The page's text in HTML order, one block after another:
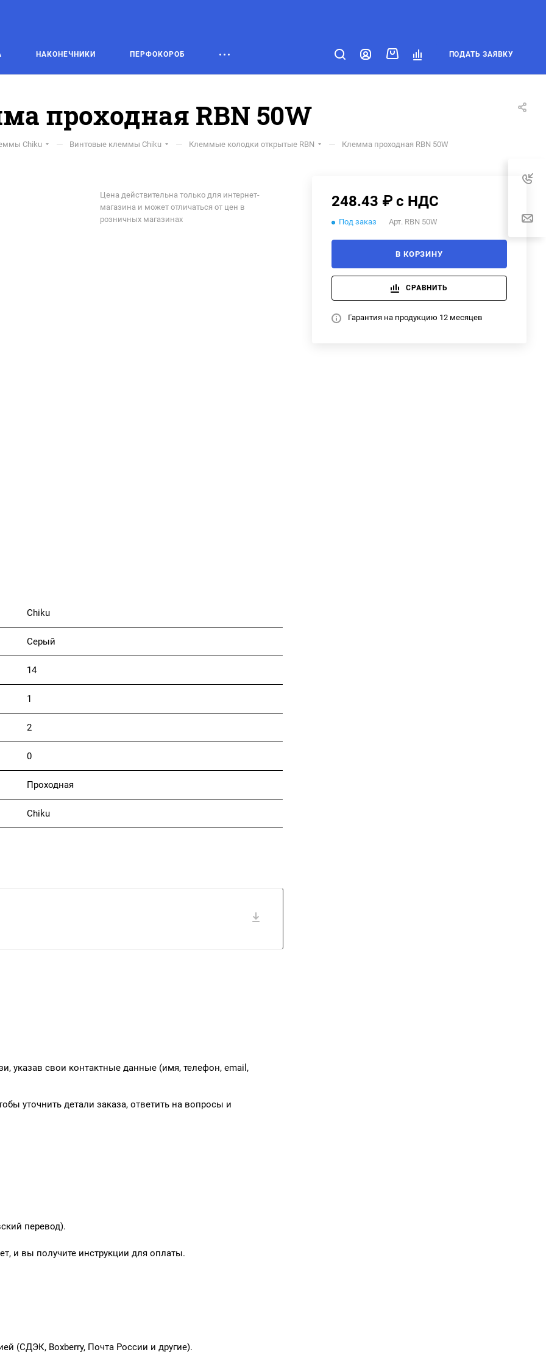
НАКОНЕЧНИКИ ПЕРФОКОРОБ ПОДАТЬ ЗАЯВКУ
проходная RBN 50W
Chiku — Винтовые клеммы Chiku — Клеммые колодки открытые RBN — Клемма проходная RBN 50W
248.43 ₽ с НДС
Под заказ Арт. RBN 50W
В КОРЗИНУ
СРАВНИТЬ
Гарантия на продукцию 12 месяцев
Цена действительна только для интернет-
магазина и может отличаться от цен в
розничных магазинах
Chiku
Серый
14
1
2
0
Проходная
Chiku
указав свои контактные данные (имя, телефон, email,
уточнить детали заказа, ответить на вопросы и
перевод).
и вы получите инструкции для оплаты.
(СДЭК, Boxberry, Почта России и другие).